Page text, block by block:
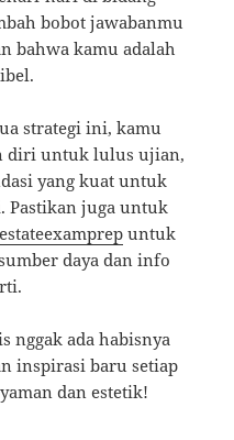
bobot jawabanmu
bahwa kamu adalah
strategi ini, kamu
diri untuk lulus ujian,
yang kuat untuk
Pastikan juga untuk
untuk
daya dan info
nggak ada habisnya
inspirasi baru setiap
dan estetik!